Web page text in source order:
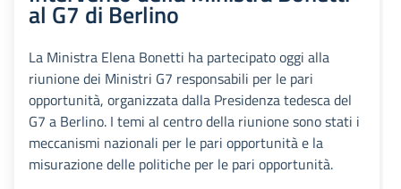
al G7 di Berlino
La Ministra Elena Bonetti ha partecipato oggi alla
riunione dei Ministri G7 responsabili per le pari
opportunità, organizzata dalla Presidenza tedesca del
G7 a Berlino. I temi al centro della riunione sono stati i
meccanismi nazionali per le pari opportunità e la
misurazione delle politiche per le pari opportunità.